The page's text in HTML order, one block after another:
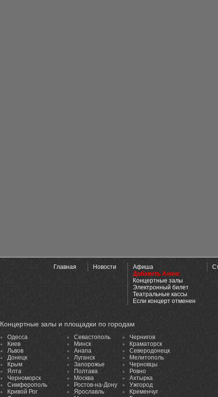
Главная Новости
Афиша
Добавить Анонс
Концертные залы
Электронный билет
Театральные кассы
Если концерт отменен
Концертные залы и площадки по городам
Одесса
Киев
Львов
Донецк
Крым
Ялта
Черноморск
Симферополь
Кривой Рог
Севастополь
Минск
Анапа
Луганск
Запорожье
Полтава
Москва
Ростов-на-Дону
Ярославль
Чернигов
Краматорск
Северодонецк
Мелитополь
Черновцы
Ровно
Ахтырка
Ужгород
Кременчуг